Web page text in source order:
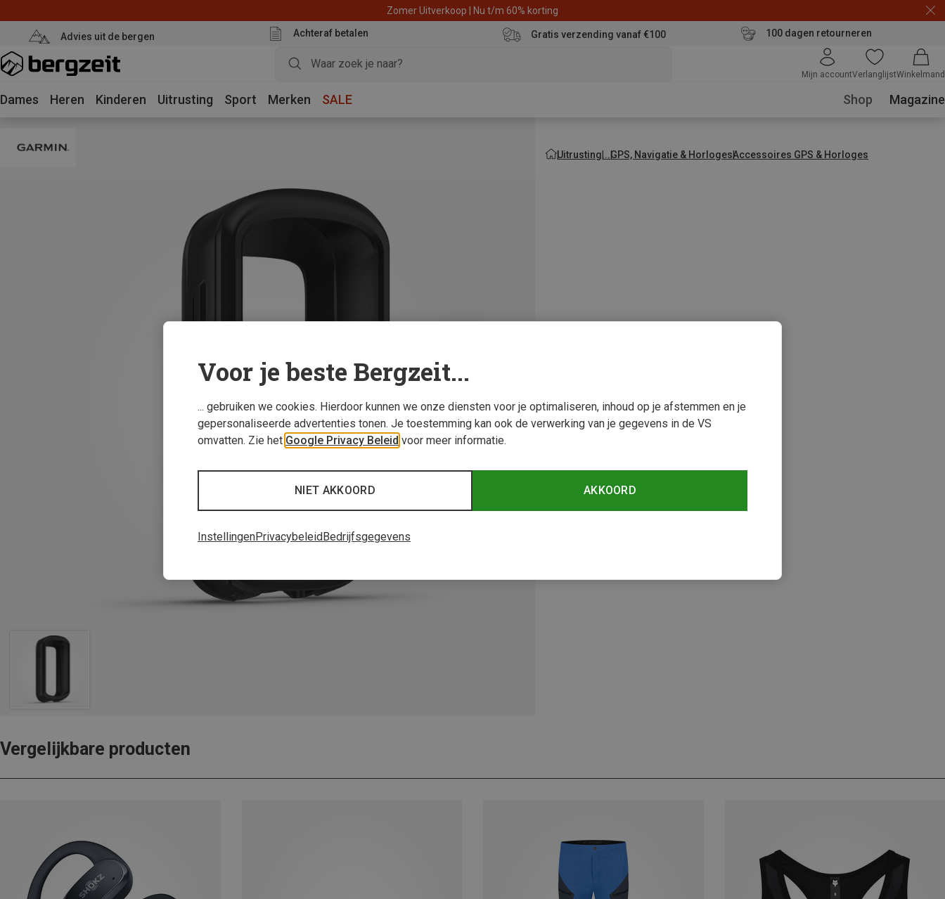
Zomer Uitverkoop | Nu t/m 60% korting
Advies uit de bergen Achteraf betalen Gratis verzending vanaf €100 100 dagen retourneren
Mijn accountVerlanglijstWinkelmand
Dames Heren Kinderen Uitrusting Sport Merken SALE Shop Magazine
Uitrusting GPS, Navigatie & HorlogesAccessoires GPS & Horloges
Vergelijkbare producten
Voor je beste Bergzeit...
... gebruiken we cookies. Hierdoor kunnen we onze diensten voor je optimaliseren, inhoud op je afstemmen en je
gepersonaliseerde advertenties tonen. Je toestemming kan ook de verwerking van je gegevens in de VS
omvatten. Zie het Google Privacy Beleid voor meer informatie.
AKKOORD
NIET AKKOORD
InstellingenPrivacybeleid Bedrijfsgegevens